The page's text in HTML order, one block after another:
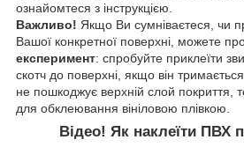
ознайомтеся з інструкцією.
Важливо! Якщо Ви сумніваєтеся, чи
Вашої конкретної поверхні, можете
експеримент: спробуйте приклеїти
скотч до поверхні, якщо він
не пошкоджує верхній слой покриття,
для обклеювання вініловою плівкою.
Відео! Як наклеїти ПВХ